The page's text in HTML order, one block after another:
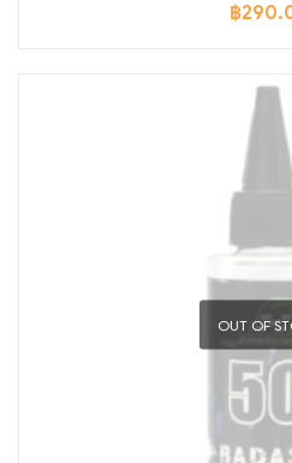
฿
OUT OF